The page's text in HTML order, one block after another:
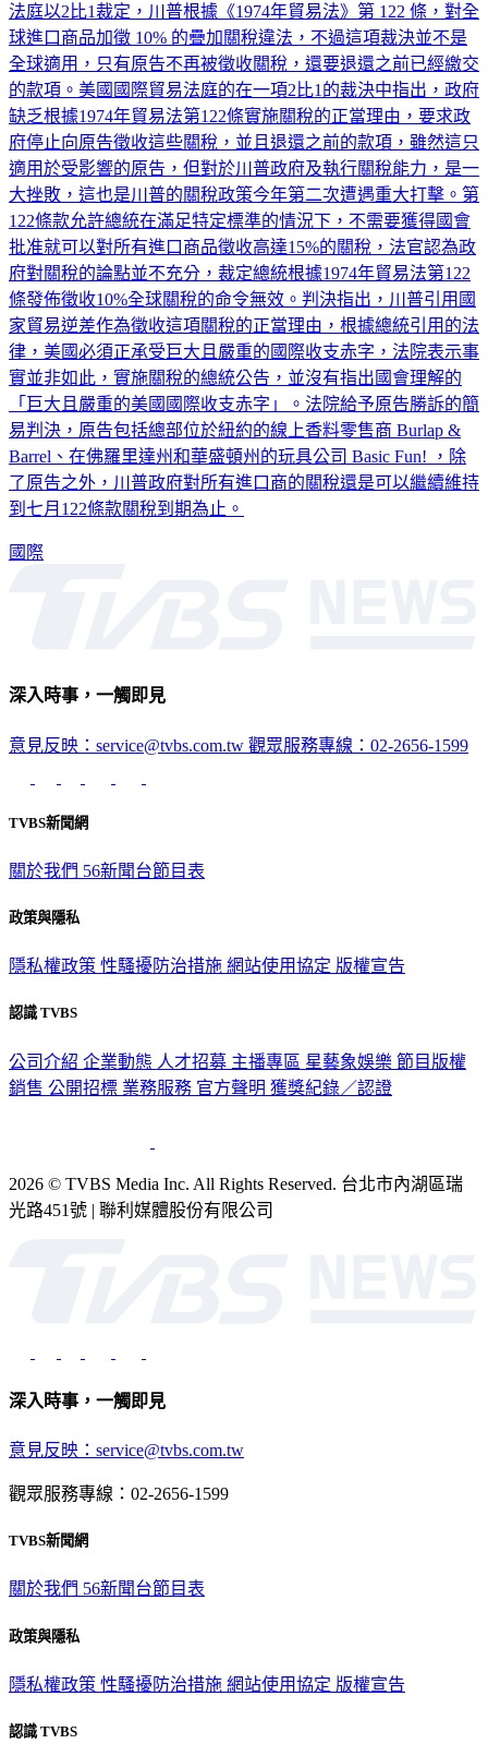
法庭以2比1裁定，川普根據《1974年貿易法》第 122 條，對全
球進口商品加徵 10% 的疊加關稅違法，不過這項裁決並不是
全球適用，只有原告不再被徵收關稅，還要退還之前已經繳交
的款項。美國國際貿易法庭的在一項2比1的裁決中指出，政府
缺乏根據1974年貿易法第122條實施關稅的正當理由，要求政
府停止向原告徵收這些關稅，並且退還之前的款項，雖然這只
適用於受影響的原告，但對於川普政府及執行關稅能力，是一
大挫敗，這也是川普的關稅政策今年第二次遭遇重大打擊。第
122條款允許總統在滿足特定標準的情況下，不需要獲得國會
批准就可以對所有進口商品徵收高達15%的關稅，法官認為政
府對關稅的論點並不充分，裁定總統根據1974年貿易法第122
條發佈徵收10%全球關稅的命令無效。判決指出，川普引用國
家貿易逆差作為徵收這項關稅的正當理由，根據總統引用的法
律，美國必須正承受巨大且嚴重的國際收支赤字，法院表示事
實並非如此，實施關稅的總統公告，並沒有指出國會理解的
「巨大且嚴重的美國國際收支赤字」。法院給予原告勝訴的簡
易判決，原告包括總部位於紐約的線上香料零售商 Burlap &
Barrel、在佛羅里達州和華盛頓州的玩具公司 Basic Fun! ，除
了原告之外，川普政府對所有進口商的關稅還是可以繼續維持
到七月122條款關稅到期為止。
國際
深入時事，一觸即見
意見反映：service@tvbs.com.tw 觀眾服務專線：02-2656-1599
TVBS新聞網
關於我們 56新聞台節目表
政策與隱私
隱私權政策 性騷擾防治措施 網站使用協定 版權宣告
認識 TVBS
公司介紹 企業動態 人才招募 主播專區 星藝象娛樂 節目版權
銷售 公開招標 業務服務 官方聲明 獲獎紀錄／認證
2026 © TVBS Media Inc. All Rights Reserved. 台北市內湖區瑞
光路451號 | 聯利媒體股份有限公司
深入時事，一觸即見
意見反映：service@tvbs.com.tw
觀眾服務專線：02-2656-1599
TVBS新聞網
關於我們 56新聞台節目表
政策與隱私
隱私權政策 性騷擾防治措施 網站使用協定 版權宣告
認識 TVBS